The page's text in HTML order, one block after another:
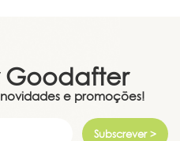
Goodafter
novidades e promoções!
Subscrever >